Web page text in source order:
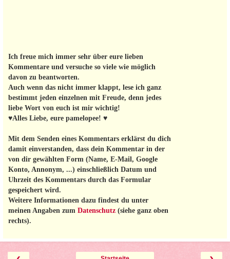
Ich freue mich immer sehr über eure lieben
Kommentare und versuche so viele wie möglich
davon zu beantworten.
Auch wenn das nicht immer klappt, lese ich ganz
bestimmt jeden einzelnen mit Freude, denn jedes
liebe Wort von euch ist mir wichtig!
♥Alles Liebe, eure pamelopee! ♥
Mit dem Senden eines Kommentars erklärst du dich
damit einverstanden, dass dein Kommentar in der
von dir gewählten Form (Name, E-Mail, Google
Konto, Annonym, ...) einschließlich Datum und
Uhrzeit des Kommentars durch das Formular
gespeichert wird.
Weitere Informationen dazu findest du unter
meinen Angaben zum Datenschutz (siehe ganz oben
rechts).